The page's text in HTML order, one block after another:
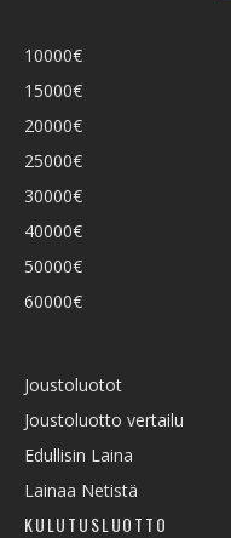
10000€
15000€
20000€
25000€
30000€
40000€
50000€
60000€
Joustoluotot
Joustoluotto vertailu
Edullisin Laina
Lainaa Netistä
KULUTUSLUOTTO